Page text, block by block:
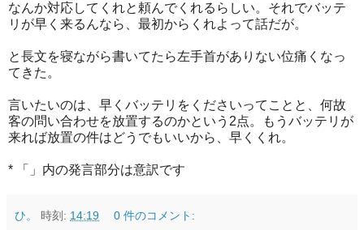
なんか対応してくれと頼んでくれるらしい。それでバッテ
リが早く来るんなら、最初からくれよって話だが。
と長文を寝ながら書いてたら左手首がありない位痛くなっ
てきた。
言いたいのは、早くバッテリをくださいってことと、何故
客の問い合わせを放置するのかという2点。もうバッテリが
来れば放置の件はどうでもいいから、早くくれ。
* 「」内の発言部分は意訳です
ひ。 時刻: 14:19 0 件のコメント: